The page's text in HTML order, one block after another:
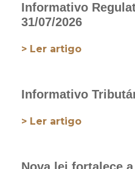
Informativo
31/07/2026
> Ler artigo
Informativo
> Ler artigo